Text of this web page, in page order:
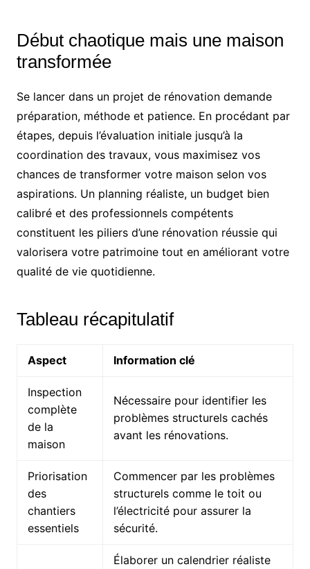
Début chaotique mais une maison
transformée
Se lancer dans un projet de rénovation demande
préparation, méthode et patience. En procédant par
étapes, depuis l’évaluation initiale jusqu’à la
coordination des travaux, vous maximisez vos
chances de transformer votre maison selon vos
aspirations. Un planning réaliste, un budget bien
calibré et des professionnels compétents
constituent les piliers d’une rénovation réussie qui
valorisera votre patrimoine tout en améliorant votre
qualité de vie quotidienne.
Tableau récapitulatif
Aspect Information clé
Inspection
complète
de la
maison
Nécessaire pour identifier les
problèmes structurels cachés
avant les rénovations.
Priorisation
des
chantiers
essentiels
Commencer par les problèmes
structurels comme le toit ou
l’électricité pour assurer la
sécurité.
Élaborer un calendrier réaliste